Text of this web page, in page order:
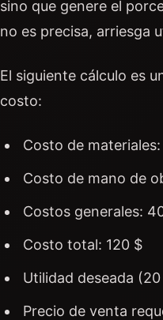
sino que genere el
no es precisa, arriesga
El siguiente cálculo es
costo:
Costo de
Costo de mano de
Costos generales:
Costo total: 120 $
Utilidad deseada
Precio de venta